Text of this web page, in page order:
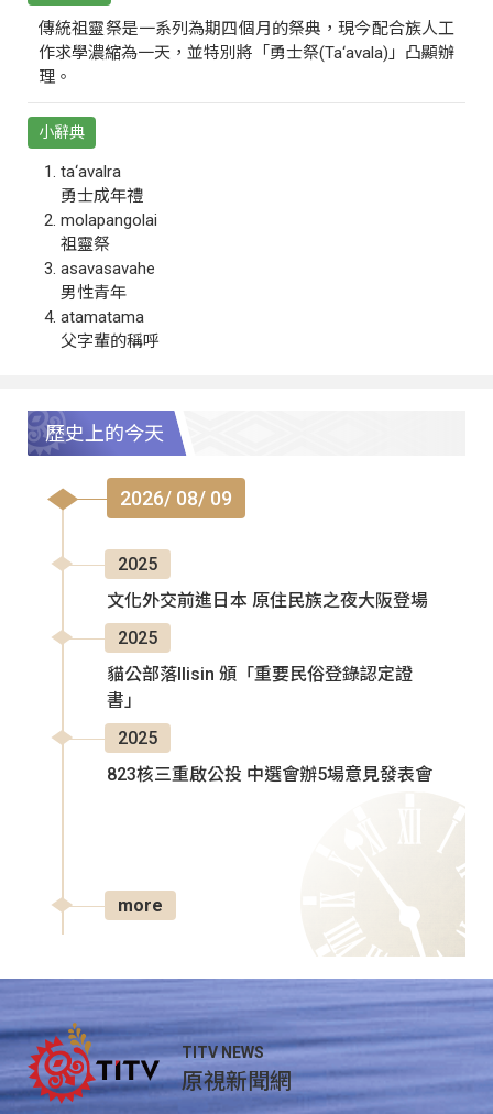
傳統祖靈祭是一系列為期四個月的祭典，現今配合族人工
作求學濃縮為一天，並特別將「勇士祭(Ta‘avala)」凸顯辦
理。
小辭典
ta‘avalra
勇士成年禮
molapangolai
祖靈祭
asavasavahe
男性青年
atamatama
父字輩的稱呼
歷史上的今天
2026/ 08/ 09
2025
文化外交前進日本 原住民族之夜大阪登場
2025
貓公部落Ilisin 頒「重要民俗登錄認定證
書」
2025
823核三重啟公投 中選會辦5場意見發表會
more
TITV NEWS
原視新聞網